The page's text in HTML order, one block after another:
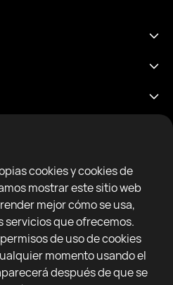
cookies y cookies de
mostrar este sitio web
mejor cómo se usa,
servicios que ofrecemos.
de uso de cookies
momento usando el
después de que se